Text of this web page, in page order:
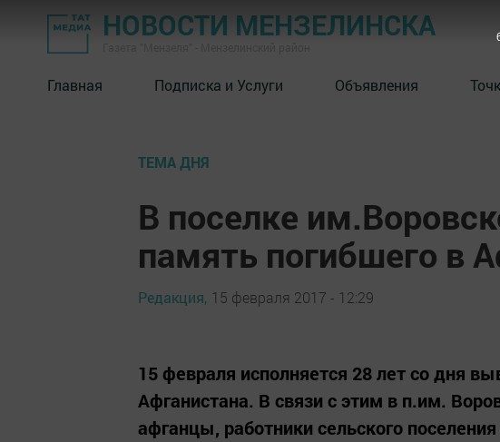
НОВОСТИ МЕНЗЕЛИНСКА
Главная Подписка и Услуги Объявления
ТЕМА ДНЯ
В поселке
память погибшего в
Редакция, 15 февраля 2017 - 12:29
15 февраля исполняется 28 лет со дня
Афганистана. В связи с этим в п.им.
афганцы, работники сельского